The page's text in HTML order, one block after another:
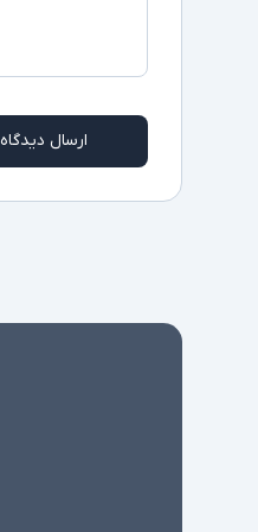
ارسال دیدگاه